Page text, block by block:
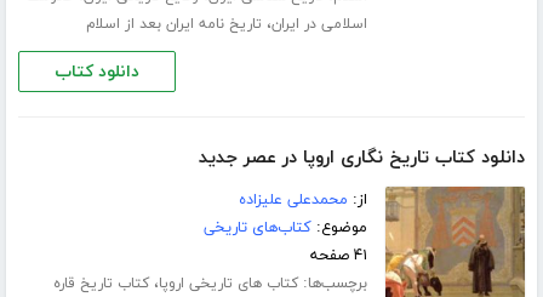
اسلامی در ایران، تاریخ نامه ایران بعد از اسلام
دانلود کتاب
دانلود کتاب تاریخ نگاری اروپا در عصر جدید
از: محمدعلی علیزاده
موضوع:کتاب‌های تاریخی
۴۱ صفحه
برچسب‌ها:کتاب های تاریخی اروپا،کتاب تاریخ قاره